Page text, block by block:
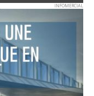
INFOMERCIAL